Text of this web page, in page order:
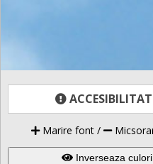
Marire font/
Inverseaza culori